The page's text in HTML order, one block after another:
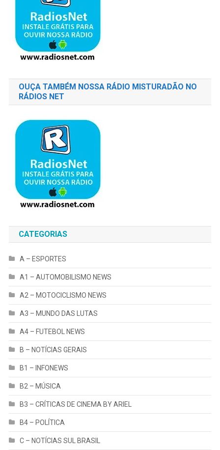
OUÇA TAMBÉM NOSSA RÁDIO MISTURADÃO NO
RÁDIOS NET
CATEGORIAS
A – ESPORTES
A1 – AUTOMOBILISMO NEWS
A2 – MOTOCICLISMO NEWS
A3 – MUNDO DAS LUTAS
A4 – FUTEBOL NEWS
B – NOTÍCIAS GERAIS
B1 – INFONEWS
B2 – MÚSICA
B3 – CRÍTICAS DE CINEMA BY ARIEL
B4 – POLÍTICA
C – NOTÍCIAS SUL BRASIL